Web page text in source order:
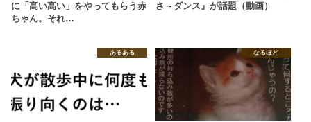
に「高い高い」をやってもらう赤
ちゃん。それ…
さ～ダンス』が話題（動画）
あるある なるほど